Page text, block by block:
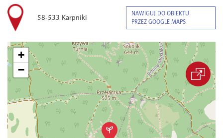
58-533 Karpniki
NAWIGUJ DO OBIEKTU
PRZEZ GOOGLE MAPS
+
−